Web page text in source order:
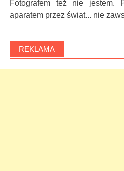
Fotografem też nie jestem.
aparatem przez świat... nie
REKLAMA